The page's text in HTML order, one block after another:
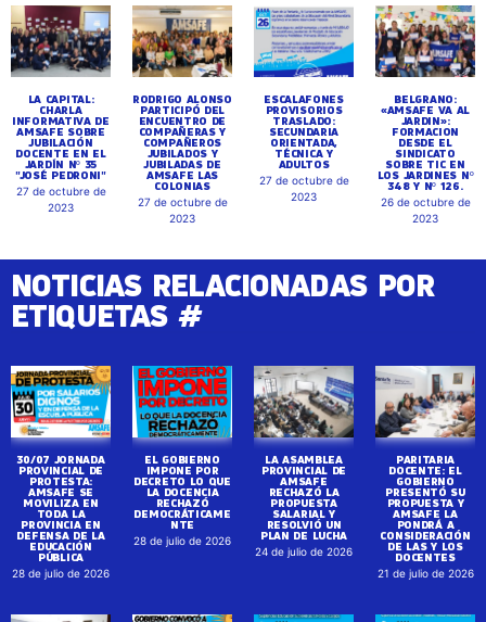
LA CAPITAL:
CHARLA
INFORMATIVA DE
AMSAFE SOBRE
JUBILACIÓN
DOCENTE EN EL
JARDÍN Nº 35
"JOSÉ PEDRONI"
27 de octubre de
2023
RODRIGO ALONSO
PARTICIPÓ DEL
ENCUENTRO DE
COMPAÑERAS Y
COMPAÑEROS
JUBILADOS Y
JUBILADAS DE
AMSAFE LAS
COLONIAS
27 de octubre de
2023
ESCALAFONES
PROVISORIOS
TRASLADO:
SECUNDARIA
ORIENTADA,
TÉCNICA Y
ADULTOS
27 de octubre de
2023
BELGRANO:
«AMSAFE VA AL
JARDIN»:
FORMACION
DESDE EL
SINDICATO
SOBRE TIC EN
LOS JARDINES Nº
348 Y Nº 126.
26 de octubre de
2023
NOTICIAS RELACIONADAS POR
ETIQUETAS #
30/07 JORNADA
PROVINCIAL DE
PROTESTA:
AMSAFE SE
MOVILIZA EN
TODA LA
PROVINCIA EN
DEFENSA DE LA
EDUCACIÓN
PÚBLICA
28 de julio de 2026
EL GOBIERNO
IMPONE POR
DECRETO LO QUE
LA DOCENCIA
RECHAZÓ
DEMOCRÁTICAME
NTE
28 de julio de 2026
LA ASAMBLEA
PROVINCIAL DE
AMSAFE
RECHAZÓ LA
PROPUESTA
SALARIAL Y
RESOLVIÓ UN
PLAN DE LUCHA
24 de julio de 2026
PARITARIA
DOCENTE: EL
GOBIERNO
PRESENTÓ SU
PROPUESTA Y
AMSAFE LA
PONDRÁ A
CONSIDERACIÓN
DE LAS Y LOS
DOCENTES
21 de julio de 2026